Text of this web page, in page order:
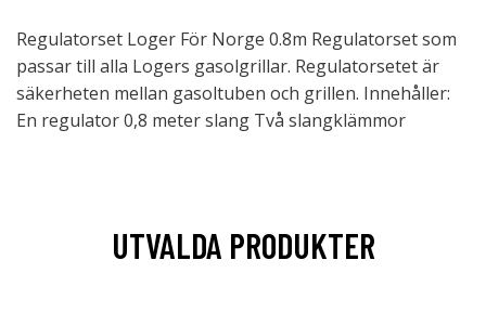
Regulatorset Loger För Norge 0.8m Regulatorset som
passar till alla Logers gasolgrillar. Regulatorsetet är
säkerheten mellan gasoltuben och grillen. Innehåller:
En regulator 0,8 meter slang Två slangklämmor
UTVALDA PRODUKTER